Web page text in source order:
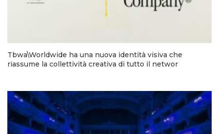
Tbwa\Worldwide ha una nuova identità visiva che
riassume la collettività creativa di tutto il networ